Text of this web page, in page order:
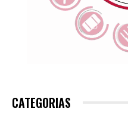
CATEGORIAS